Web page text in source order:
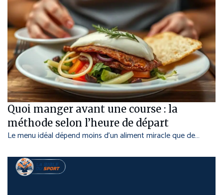
Quoi manger avant une course : la
méthode selon l’heure de départ
Le menu idéal dépend moins d’un aliment miracle que de…